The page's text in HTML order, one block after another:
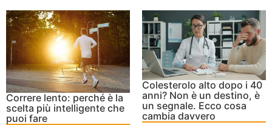
Correre lento: perché è la
scelta più intelligente che
puoi fare
Colesterolo alto dopo i 40
anni? Non è un destino, è
un segnale. Ecco cosa
cambia davvero